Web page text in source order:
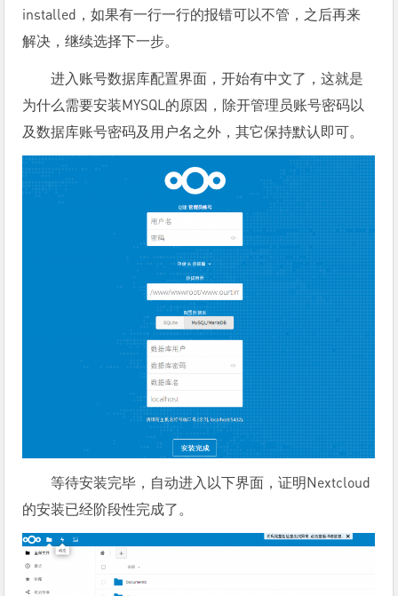
installed，如果有一行一行的报错可以不管，之后再来
解决，继续选择下一步。
进入账号数据库配置界面，开始有中文了，这就是
为什么需要安装MYSQL的原因，除开管理员账号密码以
及数据库账号密码及用户名之外，其它保持默认即可。
等待安装完毕，自动进入以下界面，证明Nextcloud
的安装已经阶段性完成了。